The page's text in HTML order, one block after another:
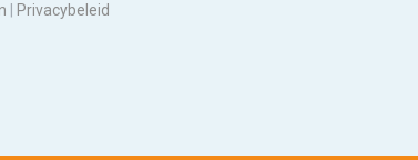
Privacybeleid